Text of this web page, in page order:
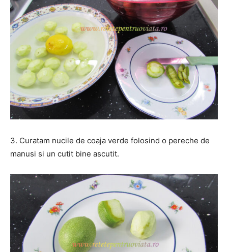
3. Curatam nucile de coaja verde folosind o pereche de
manusi si un cutit bine ascutit.